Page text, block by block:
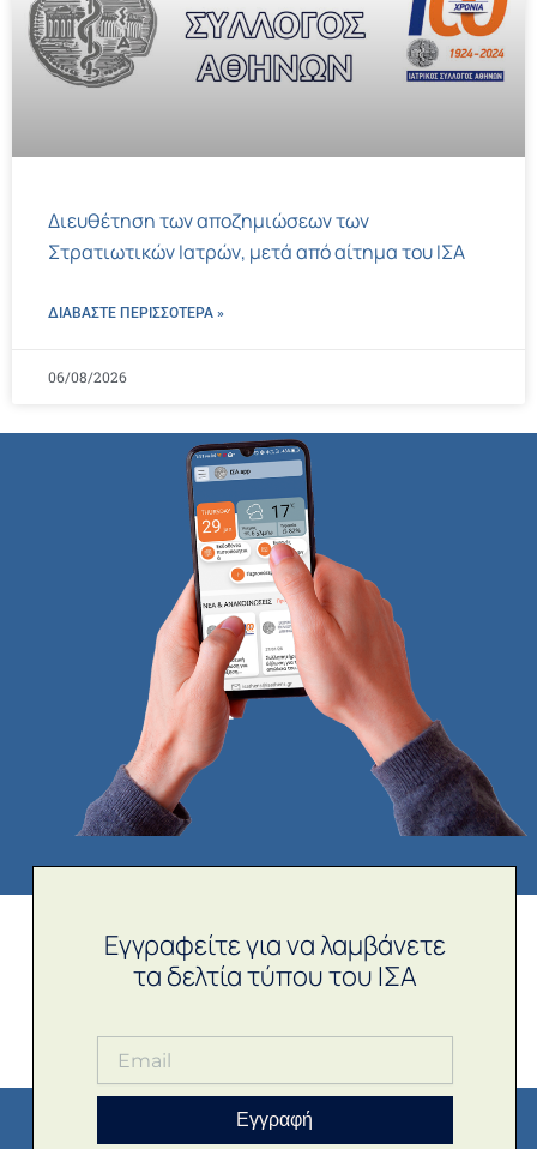
Διευθέτηση των αποζημιώσεων των
Στρατιωτικών Ιατρών, μετά από αίτημα του ΙΣΑ
ΔΙΑΒΑΣΤΕ ΠΕΡΙΣΣΌΤΕΡΑ »
06/08/2026
Εγγραφείτε για να λαμβάνετε
τα δελτία τύπου του ΙΣΑ
Εγγραφή